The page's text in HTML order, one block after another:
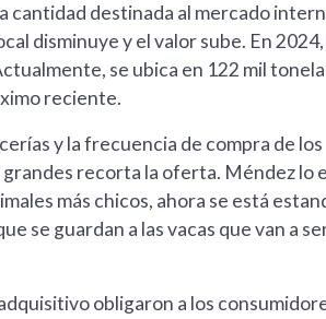
cantidad destinada al mercado
disminuye y el valor sube. En 2024,
se ubica en 122 mil
reciente.
y la frecuencia de compra de los
recorta la oferta. Méndez lo
más chicos, ahora se está
se guardan a las vacas que van a
obligaron a los